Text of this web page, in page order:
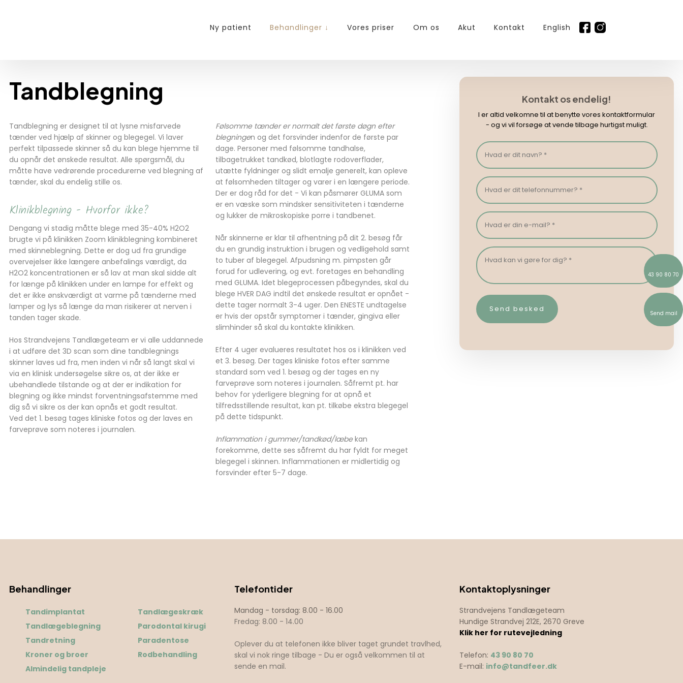
Ny patient Behandlinger ↓ Vores priser Om os Akut Kontakt English
43 90 80 70
Send mail
Tandblegning
Tandblegning er designet til at lysne misfarvede
tænder ved hjælp af skinner og blegegel. Vi laver
perfekt tilpassede skinner så du kan blege hjemme til
du opnår det ønskede resultat. Alle spørgsmål, du
måtte have vedrørende procedurerne ved blegning af
tænder, skal du endelig stille os.
Klinikblegning - Hvorfor ikke?
Dengang vi stadig måtte blege med 35-40% H2O2
brugte vi på klinikken Zoom klinikblegning kombineret
med skinneblegning. Dette er dog ud fra grundige
overvejelser ikke længere anbefalings værdigt, da
H2O2 koncentrationen er så lav at man skal sidde alt
for længe på klinikken under en lampe for effekt og
det er ikke ønskværdigt at varme på tænderne med
lamper og lys så længe da man risikerer at nerven i
tanden tager skade.
Hos Strandvejens Tandlægeteam er vi alle uddannede
i at udføre det 3D scan som dine tandblegnings
skinner laves ud fra, men inden vi når så langt skal vi
via en klinisk undersøgelse sikre os, at der ikke er
ubehandlede tilstande og at der er indikation for
blegning og ikke mindst forventningsafstemme med
dig så vi sikre os der kan opnås et godt resultat.
Ved det 1. besøg tages kliniske fotos og der laves en
farveprøve som noteres i journalen.​
Følsomme tænder er normalt det første døgn efter
blegningen og det forsvinder indenfor de første par
dage. Personer med følsomme tandhalse,
tilbagetrukket tandkød, blotlagte rodoverflader,
utætte fyldninger og slidt emalje generelt, kan opleve
at følsomheden tiltager og varer i en længere periode.​
Der er dog råd for det - Vi kan påsmører GLUMA som
er en væske som mindsker sensitiviteten i tænderne
og lukker de mikroskopiske porre i tandbenet.
Når skinnerne er klar til afhentning på dit 2. besøg får
du en grundig instruktion i brugen og vedligehold samt
to tuber af blegegel. Afpudsning m. pimpsten går
forud for udlevering, og evt. foretages en behandling
med GLUMA. Idet blegeprocessen påbegyndes, skal du
blege HVER DAG indtil det ønskede resultat er opnået -
dette tager normalt 3-4 uger. Den ENESTE undtagelse
er hvis der opstår symptomer i tænder, gingiva eller
slimhinder så skal du kontakte klinikken.
Efter 4 uger evalueres resultatet hos os i klinikken ved
et 3. besøg. Der tages kliniske fotos efter samme
standard som ved 1. besøg og der tages en ny
farveprøve som noteres i journalen. Såfremt pt. har
behov for yderligere blegning for at opnå et
tilfredsstillende resultat, kan pt. tilkøbe ekstra blegegel
på dette tidspunkt.
Inflammation i gummer/tandkød/læbekan
forekomme, dette ses såfremt du har fyldt for meget
blegegel i skinnen. Inflammationen er midlertidig og
forsvinder efter 5-7 dage.
Kontakt os endelig!
I er altid velkomne til at benytte vores kontaktformular
- og vi vil forsøge at vende tilbage hurtigst muligt.
Behandlinger
Tandimplantat
Tandlægeblegning
Tandretning
Kroner og broer
Almindelig tandpleje
Tandlægeskræk
Parodontal kirugi
Paradentose
Rodbehandling
Telefontider
​​Mandag - torsdag: 8.00 - 16.00
Fredag: 8.00 - 14.00
Oplever du at telefonen ikke bliver taget grundet travlhed,
skal vi nok ringe tilbage - Du er også velkommen til at
sende en mail.
Kontaktoplysninger
Strandvejens Tandlægeteam
Hundige Strandvej 212E, 2670 Greve
Klik her for rutevejledning
Telefon: 43 90 80 70
E-mail: info@tandfeer.dk